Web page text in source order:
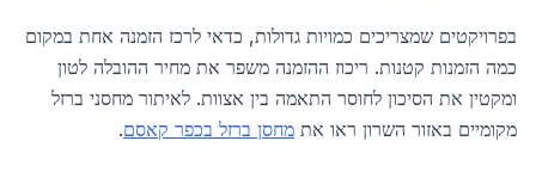
בפרויקטים שמצריכים כמויות גדולות, כדאי לרכז הזמנה אחת במקום
כמה הזמנות קטנות. ריכוז ההזמנה משפר את מחיר ההובלה לטון
ומקטין את הסיכון לחוסר התאמה בין אצוות. לאיתור מחסני ברזל
מקומיים באזור השרון ראו את מחסן ברזל בכפר קאסם.